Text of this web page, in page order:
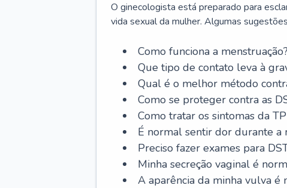
O ginecologista está preparado para
vida sexual da mulher. Algumas
Como funciona a menstruação?
Que tipo de contato leva à
Qual é o melhor método
Como se proteger contra as
Como tratar os sintomas da
É normal sentir dor durante a
Preciso fazer exames para
Minha secreção vaginal é
A aparência da minha vulva é